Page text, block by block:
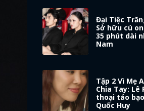
Đại Tiệc
Sở hữu cú
35 phút dài
Nam
Tập 2 Vì Mẹ
Chia Tay: Lê
thoại táo
Quốc Huy